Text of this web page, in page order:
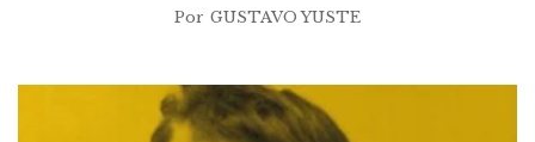
Por GUSTAVO YUSTE